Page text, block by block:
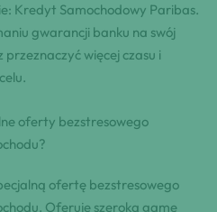
Kredyt Samochodowy Paribas.
gwarancji banku na swój
więcej czasu i
oferty bezstresowego
ofertę bezstresowego
Oferuje szeroką gamę